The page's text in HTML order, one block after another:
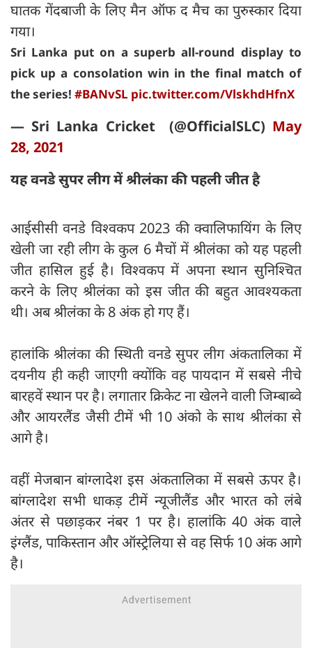
घातक गेंदबाजी के लिए मैन ऑफ द मैच का पुरुस्कार दिया
गया।
Sri Lanka put on a superb all-round display to
pick up a consolation win in the final match of
the series! #BANvSL pic.twitter.com/VlskhdHfnX
— Sri Lanka Cricket (@OfficialSLC) May
28, 2021
यह वनडे सुपर लीग में श्रीलंका की पहली जीत है
आईसीसी वनडे विश्वकप 2023 की क्वालिफायिंग के लिए
खेली जा रही लीग के कुल 6 मैचों में श्रीलंका को यह पहली
जीत हासिल हुई है। विश्वकप में अपना स्थान सुनिश्चित
करने के लिए श्रीलंका को इस जीत की बहुत आवश्यकता
थी। अब श्रीलंका के 8 अंक हो गए हैं।
हालांकि श्रीलंका की स्थिती वनडे सुपर लीग अंकतालिका में
दयनीय ही कही जाएगी क्योंकि वह पायदान में सबसे नीचे
बारहवें स्थान पर है। लगातार क्रिकेट ना खेलने वाली जिम्बाब्वे
और आयरलैंड जैसी टीमें भी 10 अंको के साथ श्रीलंका से
आगे है।
वहीं मेजबान बांग्लादेश इस अंकतालिका में सबसे ऊपर है।
बांग्लादेश सभी धाकड़ टीमें न्यूजीलैंड और भारत को लंबे
अंतर से पछाड़कर नंबर 1 पर है। हालांकि 40 अंक वाले
इंग्लैंड, पाकिस्तान और ऑस्ट्रेलिया से वह सिर्फ 10 अंक आगे
है।